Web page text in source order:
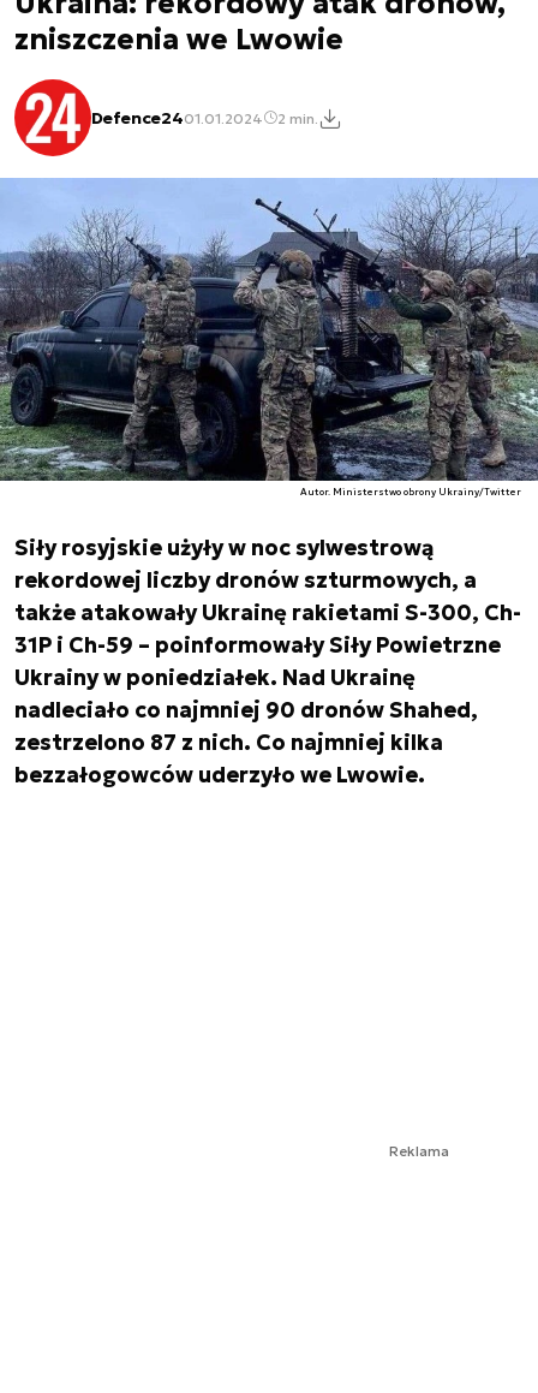
zniszczenia we Lwowie
Defence2401.01.2024 2 min.
Autor. Ministerstwo obrony Ukrainy/Twitter
Siły rosyjskie użyły w noc sylwestrową
rekordowej liczby dronów szturmowych, a
także atakowały Ukrainę rakietami S-300, Ch-
31P i Ch-59 – poinformowały Siły Powietrzne
Ukrainy w poniedziałek. Nad Ukrainę
nadleciało co najmniej 90 dronów Shahed,
zestrzelono 87 z nich. Co najmniej kilka
bezzałogowców uderzyło we Lwowie.
Reklama